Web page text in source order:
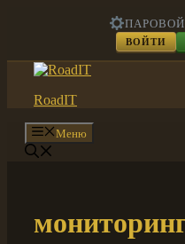
ПАРОВОЙ
ВОЙТИ
RoadIT
Меню